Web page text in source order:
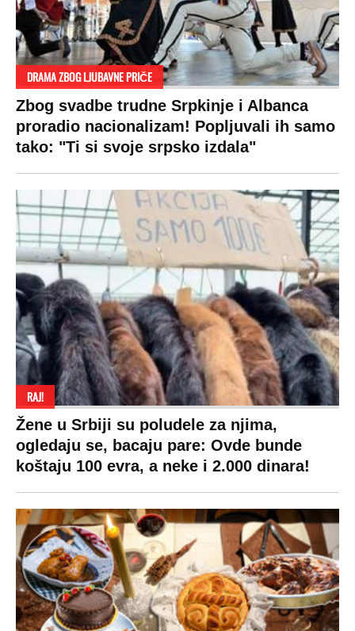
DRAMA ZBOG LJUBAVNE PRIČE
Zbog svadbe trudne Srpkinje i Albanca
proradio nacionalizam! Popljuvali ih samo
tako: "Ti si svoje srpsko izdala"
RAJ!
Žene u Srbiji su poludele za njima,
ogledaju se, bacaju pare: Ovde bunde
koštaju 100 evra, a neke i 2.000 dinara!